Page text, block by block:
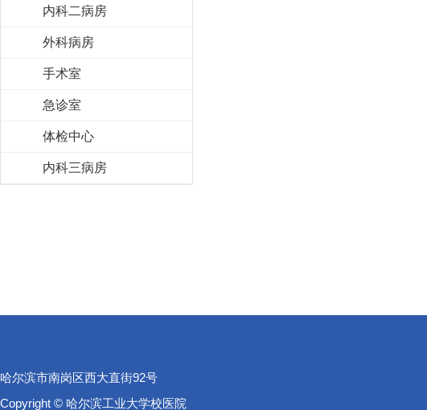
内科二病房
外科病房
手术室
急诊室
体检中心
内科三病房
哈尔滨市南岗区西大直街92号
Copyright © 哈尔滨工业大学校医院